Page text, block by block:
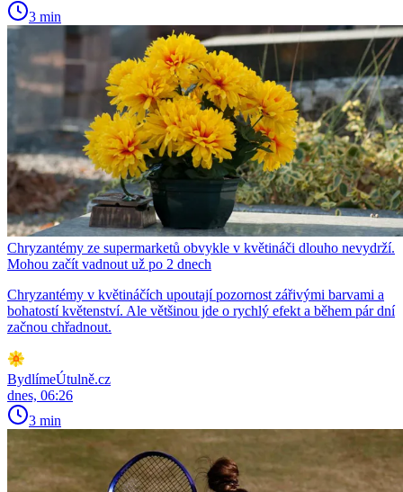
3 min
Chryzantémy ze supermarketů obvykle v květináči dlouho nevydrží.
Mohou začít vadnout už po 2 dnech
Chryzantémy v květináčích upoutají pozornost zářivými barvami a
bohatostí květenství. Ale většinou jde o rychlý efekt a během pár dní
začnou chřadnout.
BydlímeÚtulně.cz
dnes, 06:26
3 min